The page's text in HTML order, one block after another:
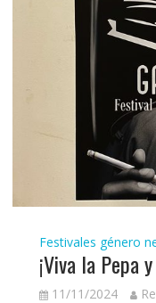
Festivales género
¡Viva la Pepa
11/11/2024